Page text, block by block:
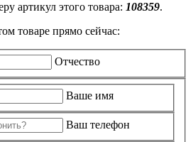
артикул этого товара: 108359.
товаре прямо сейчас:
Отчество
Ваше имя
Ваш телефон